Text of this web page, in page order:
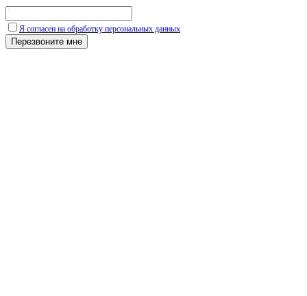
Я согласен на обработку персональных данных
Перезвоните мне